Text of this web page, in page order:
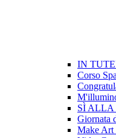
IN
Corso
SÌ ALLA
Giornata
Make Art